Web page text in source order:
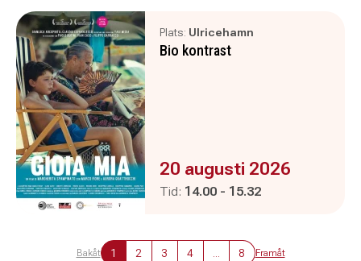
Plats: Ulricehamn
Bio kontrast
Evenemanget är :
20 augusti 2026
Tid: Pågår mellan
14.00 - och
15.32
Bakåt 1 2 3 4 8 Framåt